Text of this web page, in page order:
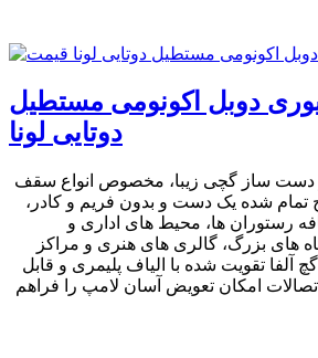
دوبل اکونومی مستطیل
دوتایی لونا
دست ساز گچی زیبا، مخصوص انواع سقف
شده یک دست و بدون فریم و کادر،
رستوران ها، محیط های اداری و
های بزرگ، گالری های هنری و مراکز
تقویت شده با الیاف پلیمری و قابل
امکان تعویض آسان لامپ را فراهم